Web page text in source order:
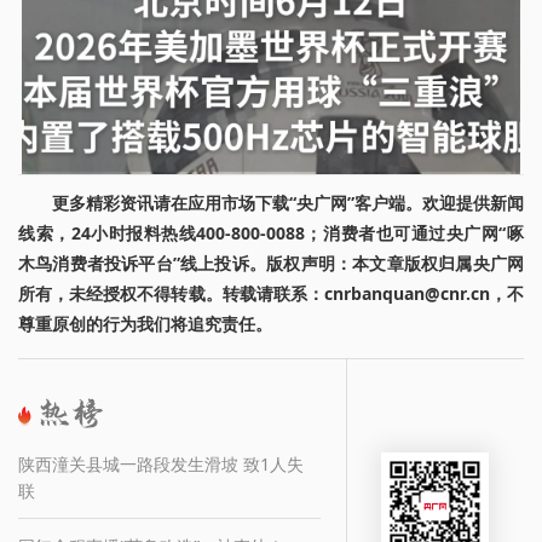
更多精彩资讯请在应用市场下载“央广网”客户端。欢迎提供新闻
线索，24小时报料热线400-800-0088；消费者也可通过央广网“啄
木鸟消费者投诉平台”线上投诉。版权声明：本文章版权归属央广网
所有，未经授权不得转载。转载请联系：cnrbanquan@cnr.cn，不
尊重原创的行为我们将追究责任。
陕西潼关县城一路段发生滑坡 致1人失
联